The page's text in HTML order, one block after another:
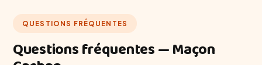
QUESTIONS FRÉQUENTES
Questions fréquentes — Maçon